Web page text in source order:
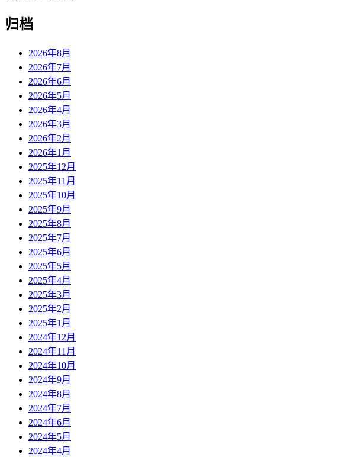
归档
2026年8月
2026年7月
2026年6月
2026年5月
2026年4月
2026年3月
2026年2月
2026年1月
2025年12月
2025年11月
2025年10月
2025年9月
2025年8月
2025年7月
2025年6月
2025年5月
2025年4月
2025年3月
2025年2月
2025年1月
2024年12月
2024年11月
2024年10月
2024年9月
2024年8月
2024年7月
2024年6月
2024年5月
2024年4月